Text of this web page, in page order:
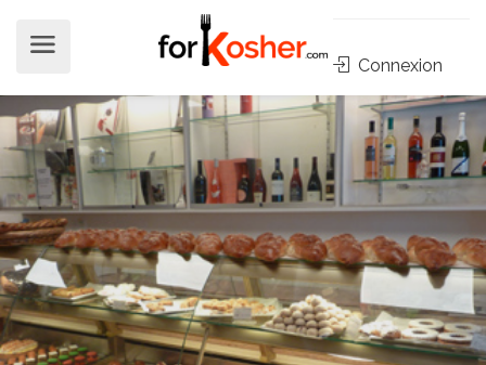
Connexion